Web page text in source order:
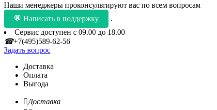
Наши менеджеры проконсультируют вас по всем вопросам
💬 Написать в поддержку
.
Сервис доступен с 09.00 до 18.00
☎+7(495)589-62-56
Задать вопрос
Доставка
Оплата
Выгода
Доставка